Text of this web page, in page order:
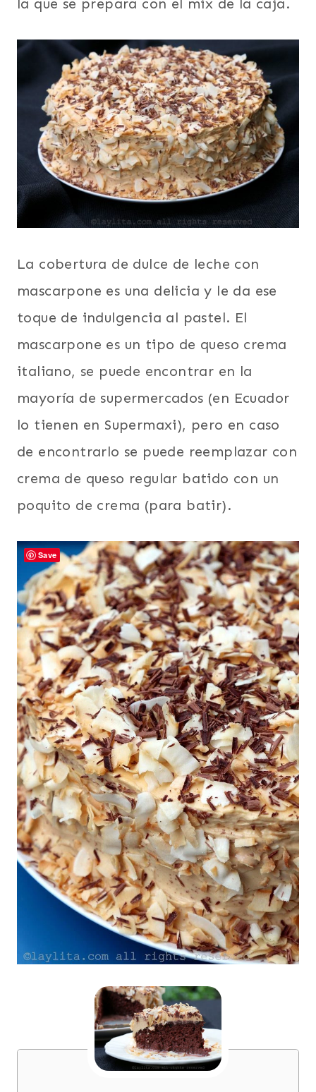
la que se prepara con el mix de la caja.
La cobertura de dulce de leche con
mascarpone es una delicia y le da ese
toque de indulgencia al pastel. El
mascarpone es un tipo de queso crema
italiano, se puede encontrar en la
mayoría de supermercados (en Ecuador
lo tienen en Supermaxi), pero en caso
de encontrarlo se puede reemplazar con
crema de queso regular batido con un
poquito de crema (para batir).
Save